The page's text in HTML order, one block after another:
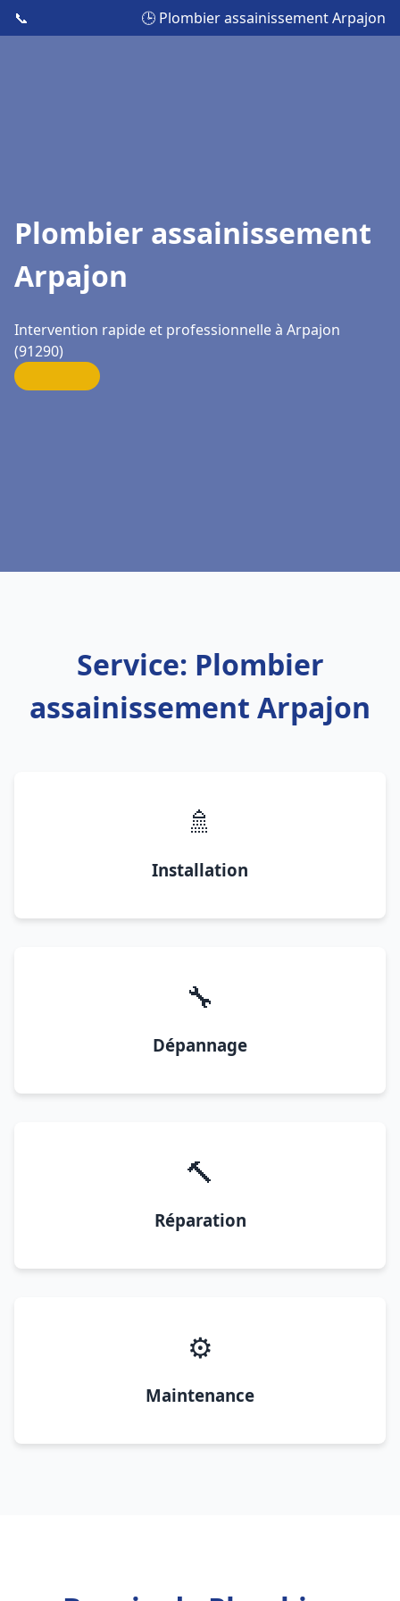
📞 🕒 Plombier assainissement Arpajon
Plombier assainissement
Arpajon
Intervention rapide et professionnelle à Arpajon
(91290)
Service: Plombier
assainissement Arpajon
🚿
Installation
🔧
Dépannage
🔨
Réparation
⚙️
Maintenance